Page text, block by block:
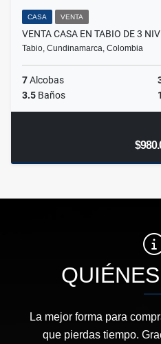
CASA VENTA
VENTA CASA EN TABIO DE 3
Tabio, Cundinamarca, Colombia
7Alcobas
3.5 Baños
La mejor forma para
que pierdas tiempo.